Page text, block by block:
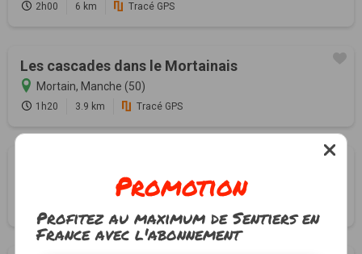
2h00 6 km Tracé GPS
Les cascades dans le Mortainais
Mortain, Manche (50)
1h20 3.9 km Tracé GPS
Mortain, Manche (50)Promotion
Profitez au maximum de Sentiers en
France avec l'abonnement